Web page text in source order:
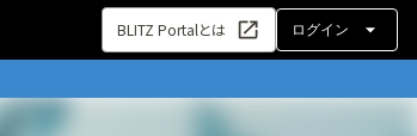
BLITZ Portalとは ログイン